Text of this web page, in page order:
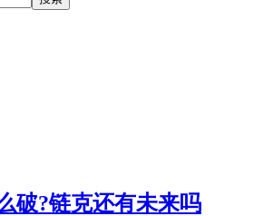
破?链克还有未来吗